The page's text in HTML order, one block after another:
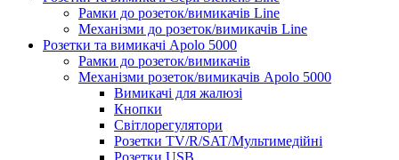
Рамки до розеток/вимикачів Line
Механізми до розеток/вимикачів Line
Розетки та вимикачі Apolo 5000
Рамки до розеток/вимикачів
Механізми розеток/вимикачів Apolo 5000
Вимикачі для жалюзі
Кнопки
Світлорегулятори
Розетки TV/R/SAT/Мультимедійні
Розетки USB